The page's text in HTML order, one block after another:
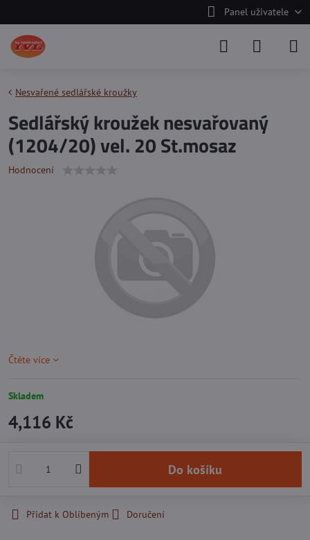
Panel uživatele
Nesvařené sedlářské kroužky
Sedlářský kroužek nesvařovaný
(1204/20) vel. 20 St.mosaz
Hodnocení
Čtěte více
Skladem
4,116 Kč
Do košíku
Přidat k Oblíbeným Doručení